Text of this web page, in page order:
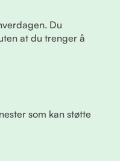
Du
at du trenger å
som kan støtte